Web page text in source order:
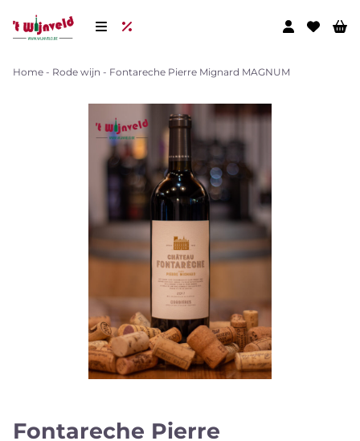
Home - Rode wijn - Fontareche Pierre Mignard MAGNUM
Fontareche Pierre